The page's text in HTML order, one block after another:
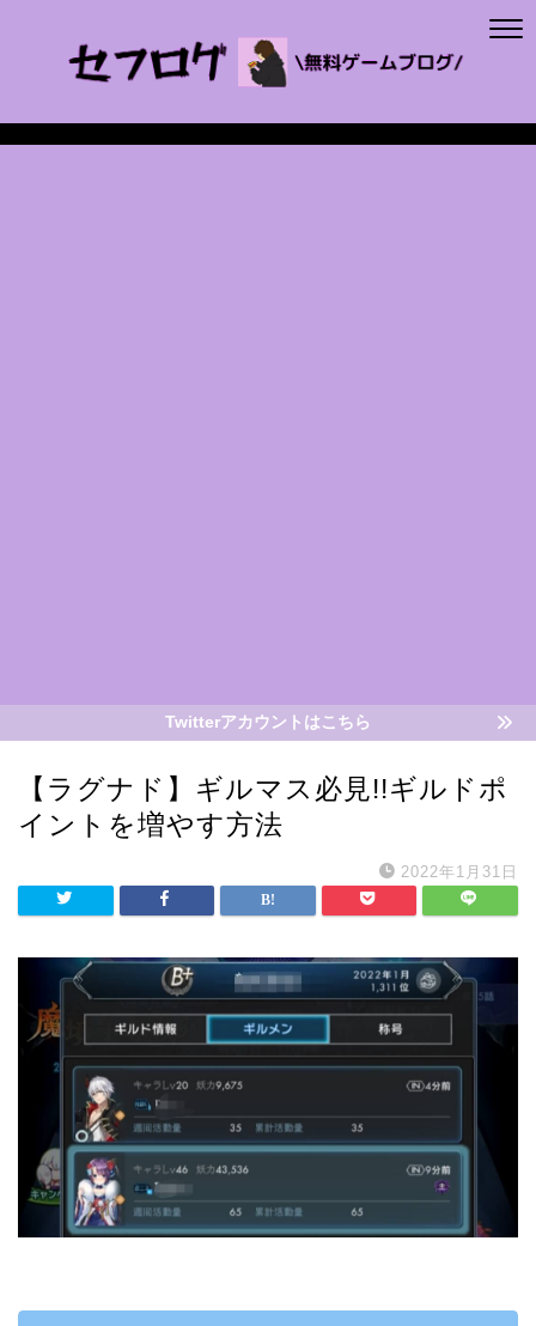
Twitterアカウントはこちら
【ラグナド】ギルマス必見!!ギルドポ
イントを増やす方法
2022年1月31日